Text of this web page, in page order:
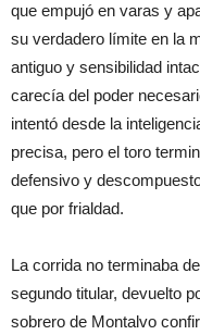
que empujó en varas y
su verdadero límite en la
antiguo y sensibilidad
carecía del poder
intentó desde la
precisa, pero el toro
defensivo y
que por frialdad.
La corrida no terminaba
segundo titular, devuelto
sobrero de Montalvo